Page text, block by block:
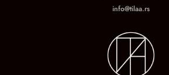
info@tilaa.rs